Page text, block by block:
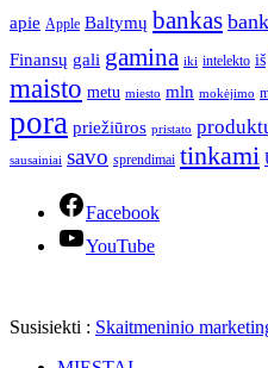
apie Apple Baltymų bankas
Finansų gali gamina iki intelekto iš
maisto metu miesto mln mokėjimo
pora priežiūros pristato
sausainiai savo sprendimai tinkami
Facebook
YouTube
Susisiekti : Skaitmeninio